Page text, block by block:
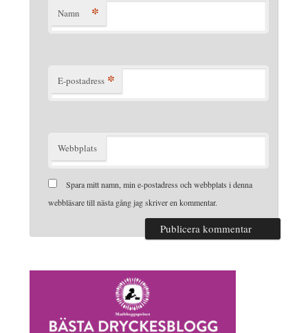
Namn *
E-postadress *
Webbplats
Spara mitt namn, min e-postadress och webbplats i denna
webbläsare till nästa gång jag skriver en kommentar.